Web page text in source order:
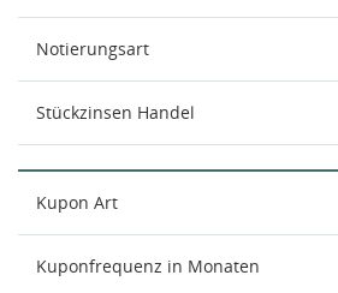
Notierungsart
Stückzinsen Handel
Kupon Art
Kuponfrequenz in Monaten